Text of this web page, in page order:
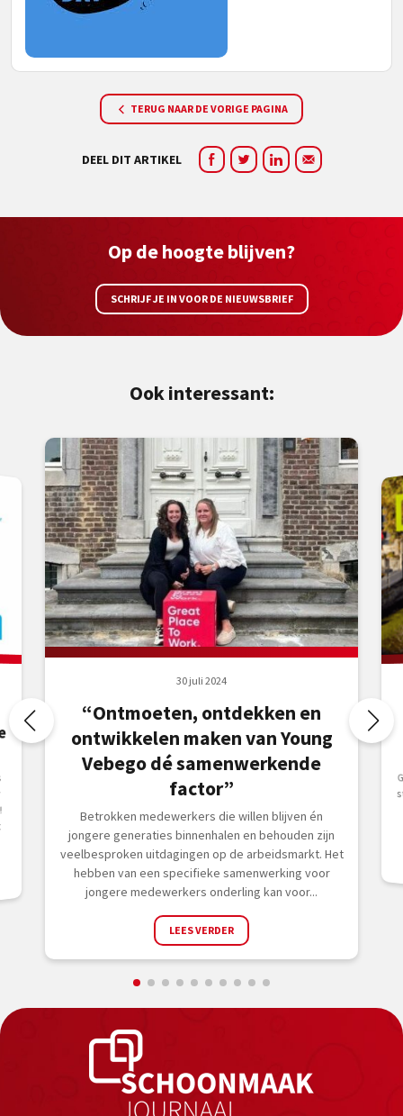
TERUG NAAR DE VORIGE PAGINA
DEEL DIT ARTIKEL
Op de hoogte blijven?
SCHRIJF JE IN VOOR DE NIEUWSBRIEF
Ook interessant:
30 juli 2024
“Ontmoeten, ontdekken en
ontwikkelen maken van Young
Vebego dé samenwerkende
factor”
Betrokken medewerkers die willen blijven én
jongere generaties binnenhalen en behouden zijn
veelbesproken uitdagingen op de arbeidsmarkt. Het
hebben van een specifieke samenwerking voor
jongere medewerkers onderling kan voor...
LEES VERDER